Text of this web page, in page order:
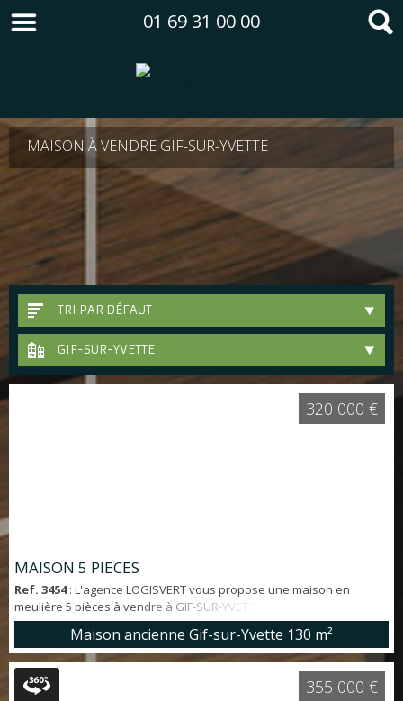
01 69 31 00 00
MAISON À VENDRE GIF-SUR-YVETTE
TRI PAR DÉFAUT
GIF-SUR-YVETTE
MAISON 5 PIECES
Ref. 3454: L'agence LOGISVERT vous propose une maison en
meulière 5 pièces à vendre à GIF-SUR-YVETTE entièrement à
rénover. Maison d'environ 130 m² sur 2 niveaux offrant : entrée,
salon, cuisine, séjour et WC au RDC et 3 chambres et une salle de
bains avec WC à l'étage. Le tout sur une parcelle d'environ 1 200 m².
AGRANDISSEMENT et SURELEVATION POSSIBLE. A DECOUVRIR
PROCHE COMMODITÉS: RER à 15' à p...
Maison ancienne Gif-sur-Yvette 130 m²
320 000 €
355 000 €